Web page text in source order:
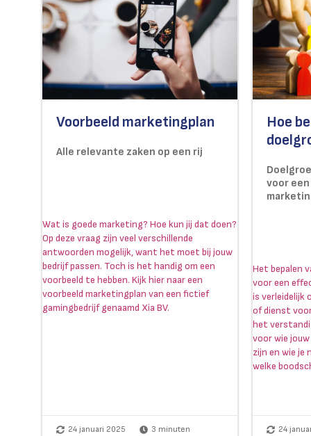
Voorbeeld marketingplan
Alle relevante zaken op een rij
Wat is goede marketing? Hoe kun jij dat doen?
Op deze vraag zijn veel verschillende
antwoorden mogelijk, want het moet bij jouw
bedrijf passen. Toch is het handig om een
voorbeeld te hebben. Kijk hier naar een
voorbeeld marketingplan van een fictief
gamingbedrijf genaamd Xia BV.
24 januari 2025 3 minuten
Hoe
voor
Het bepalen
voor een
is verleidelijk
of dienst
het
voor wie
zijn en wie je
welke
24